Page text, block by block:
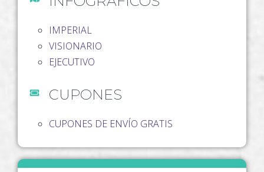
IMPERIAL
VISIONARIO
EJECUTIVO
CUPONES
CUPONES DE ENVÍO GRATIS